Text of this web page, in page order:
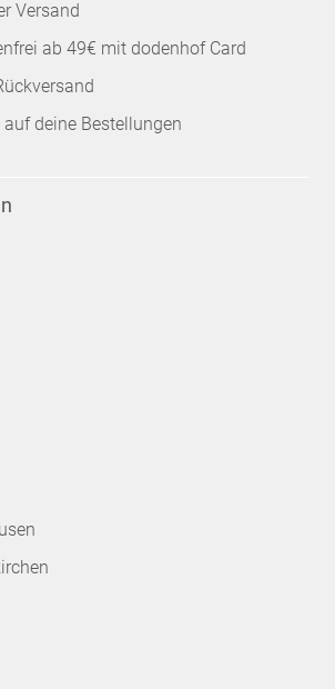
Versand
ab 49€ mit dodenhof Card
deine Bestellungen